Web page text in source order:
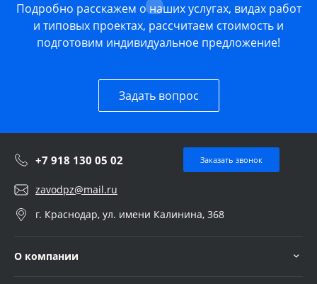
Подробно расскажем о наших услугах, видах работ
и типовых проектах, рассчитаем стоимость и
подготовим индивидуальное предложение!
Задать вопрос
+7 918 130 05 02 Заказать звонок
zavodpz@mail.ru
г. Краснодар, ул. имени Калинина, 368
О компании